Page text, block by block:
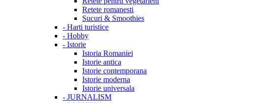
Retete romanesti
Sucuri & Smoothies
- Harti turistice
- Hobby
- Istorie
Istoria Romaniei
Istorie antica
Istorie contemporana
Istorie moderna
Istorie universala
- JURNALISM